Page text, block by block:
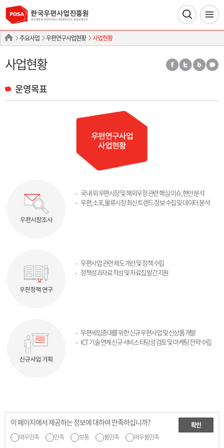
주요사업 우편연구사업현황 사업현황
사업현황
운영목표
국내∙외 우편시장 및 해외우정 관련 핵심 이슈, 현안 분석
우편, 소포, 물류시장 최신 트렌드 정보 수집 및 데이터 분석
우편사업 관련 제도 개선 및 정책 수립
정책성과자료 작성 및 자료집 발간 지원
우편세입증대를 위한 신규 우편사업 및 신상품 개발
ICT 기술 연계 신규 서비스 타당성 검토 및 마케팅 전략 수립
이 페이지에서 제공하는 정보에 대하여 만족하십니까?
매우만족 만족 보통 불만족 매우불만족
확인